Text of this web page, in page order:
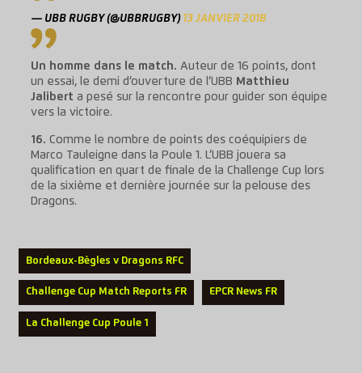
— UBB RUGBY (@UBBRUGBY) 13 JANVIER 2018
Un homme dans le match. Auteur de 16 points, dont
un essai, le demi d’ouverture de l’UBB Matthieu
Jalibert a pesé sur la rencontre pour guider son équipe
vers la victoire.
16. Comme le nombre de points des coéquipiers de
Marco Tauleigne dans la Poule 1. L’UBB jouera sa
qualification en quart de finale de la Challenge Cup lors
de la sixième et dernière journée sur la pelouse des
Dragons.
Bordeaux-Bègles v Dragons RFC
Challenge Cup Match Reports FR EPCR News FR
La Challenge Cup Poule 1